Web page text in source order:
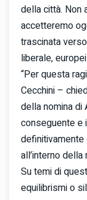
della città. Non
accetteremo
trascinata
liberale,
“Per questa
Cecchini –
della nomina di
conseguente e
all’interno
Su temi di
equilibrismi o